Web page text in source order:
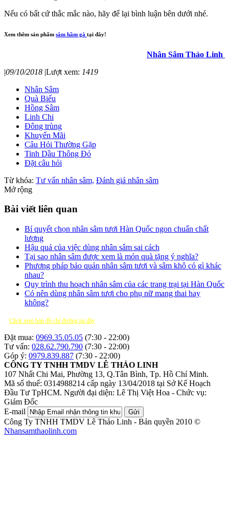
Nếu có bất cứ thắc mắc nào, hãy để lại bình luận bên dưới nhé.
Xem thêm sản phẩm sâm hầm gà tại đây!
Nhân Sâm Thảo Linh
|09/10/2018 |Lượt xem: 1419
Nhân Sâm
Quà Biếu
Hồng Sâm
Linh Chi
Đông trùng
Khuyến Mãi
Câu Hỏi Thường Gặp
Tinh Dầu Thông Đỏ
Đặt câu hỏi
Từ khóa: Tư vấn nhân sâm, Đánh giá nhân sâm
Mở rộng
Bài viết liên quan
Bí quyết chọn nhân sâm tươi Hàn Quốc ngon chuẩn chất
lượng
Hậu quả của việc dùng nhân sâm sai cách
Tại sao nhân sâm được xem là món quà tặng ý nghĩa?
Phương pháp bảo quản nhân sâm tươi và sâm khô có gì khác
nhau?
Quy trình thu hoạch nhân sâm của các trang trại tại Hàn Quốc
Có nên dùng nhân sâm tươi cho phụ nữ mang thai hay
không?
Click xem bản đồ chỉ đường tại đây
Đặt mua: 0969.35.05.05 (7:30 - 22:00)
Tư vấn: 028.62.790.790 (7:30 - 22:00)
Góp ý: 0979.839.887 (7:30 - 22:00)
CÔNG TY TNHH TMDV LÊ THẢO LINH
107 Nhất Chi Mai, Phường 13, Q.Tân Bình, Tp. Hồ Chí Minh.
Mã số thuế: 0314988214 cấp ngày 13/04/2018 tại Sở Kế Hoạch
Đầu Tư TpHCM. Người đại diện: Lê Thị Việt Hoa - Chức vụ:
Giám Đốc
E-mail
Gửi
Công Ty TNHH TMDV Lê Thảo Linh - Bản quyền 2010 ©
Nhansamthaolinh.com